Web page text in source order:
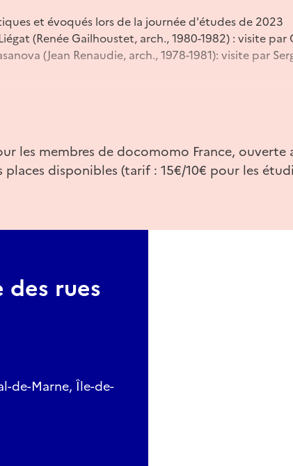
et évoqués lors de la journée d'études de 2023
(Renée Gailhoustet, arch., 1980-1982) : visite par
(Jean Renaudie, arch., 1978-1981): visite par
club de postcure de la FNDIRP (André Bruyère,
Fort-Vernière, présidente de l'association des
les membres de docomomo France, ouverte
places disponibles (tarif : 15€/10€ pour les
rues
de-Marne, Île-de-